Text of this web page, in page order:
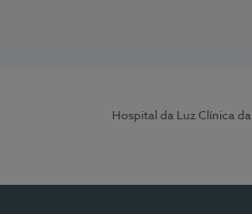
Hospital da Luz Clínica